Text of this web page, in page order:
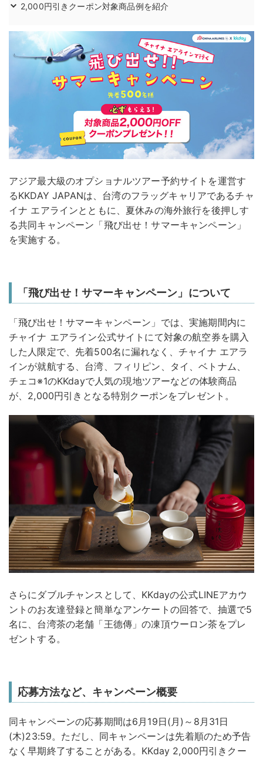
2,000円引きクーポン対象商品例を紹介
アジア最大級のオプショナルツアー予約サイトを運営す
るKKDAY JAPANは、台湾のフラッグキャリアであるチャ
イナ エアラインとともに、夏休みの海外旅行を後押しす
る共同キャンペーン「飛び出せ！サマーキャンペーン」
を実施する。
「飛び出せ！サマーキャンペーン」について
「飛び出せ！サマーキャンペーン」では、実施期間内に
チャイナ エアライン公式サイトにて対象の航空券を購入
した人限定で、先着500名に漏れなく、チャイナ エアラ
インが就航する、台湾、フィリピン、タイ、ベトナム、
チェコ※1のKKdayで人気の現地ツアーなどの体験商品
が、2,000円引きとなる特別クーポンをプレゼント。
さらにダブルチャンスとして、KKdayの公式LINEアカウ
ントのお友達登録と簡単なアンケートの回答で、抽選で5
名に、台湾茶の老舗「王德傳」の凍頂ウーロン茶をプレ
ゼントする。
応募方法など、キャンペーン概要
同キャンペーンの応募期間は6月19日(月)～8月31日
(木)23:59。ただし、同キャンペーンは先着順のため予告
なく早期終了することがある。KKday 2,000円引きクー